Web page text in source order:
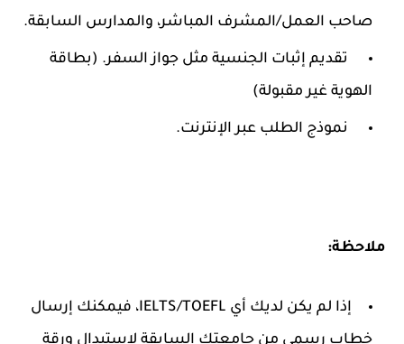
صاحب العمل/المشرف المباشر، والمدارس السابقة.
تقديم إثبات الجنسية مثل جواز السفر. (بطاقة
الهوية غير مقبولة)
نموذج الطلب عبر الإنترنت.
ملاحظة:
إذا لم يكن لديك أي IELTS/TOEFL، فيمكنك إرسال
خطاب رسمي من جامعتك السابقة لاستبدال ورقة